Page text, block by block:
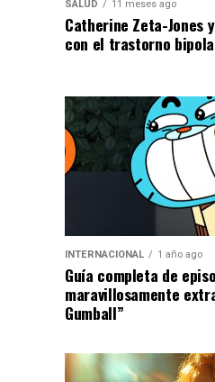
SALUD 11 meses ago
Catherine Zeta-Jones
con el trastorno
INTERNACIONAL 1 año ago
Guía completa de
maravillosamente
Gumball”